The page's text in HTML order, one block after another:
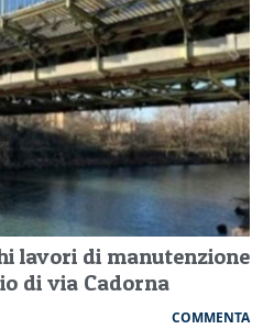
lavori di manutenzione
di via Cadorna
COMMENTA